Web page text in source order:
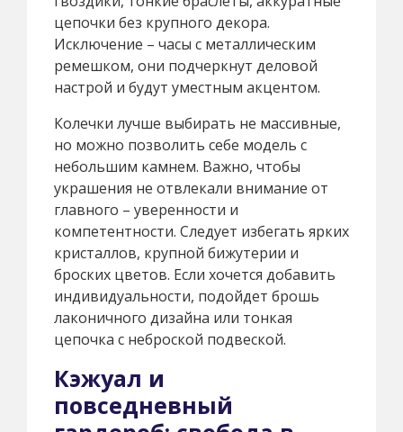
цепочки без крупного декора.
Исключение – часы с металлическим
ремешком, они подчеркнут деловой
настрой и будут уместным акцентом.
Колечки лучше выбирать не массивные,
но можно позволить себе модель с
небольшим камнем. Важно, чтобы
украшения не отвлекали внимание от
главного – уверенности и
компетентности. Следует избегать ярких
кристаллов, крупной бижутерии и
броских цветов. Если хочется добавить
индивидуальности, подойдет брошь
лаконичного дизайна или тонкая
цепочка с неброской подвеской.
Кэжуал и
повседневный